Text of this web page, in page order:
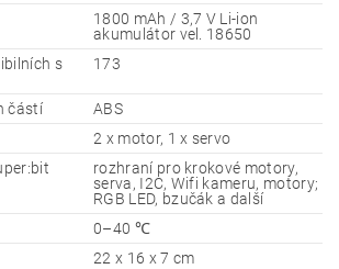
1800 mAh / 3,7 V Li-ion
akumulátor vel. 18650
s
173
částí
ABS
2 x motor, 1 x servo
rozhraní pro krokové motory,
serva, I2C, Wifi kameru, motory;
RGB LED, bzučák a další
0–40 ℃
22 x 16 x 7 cm